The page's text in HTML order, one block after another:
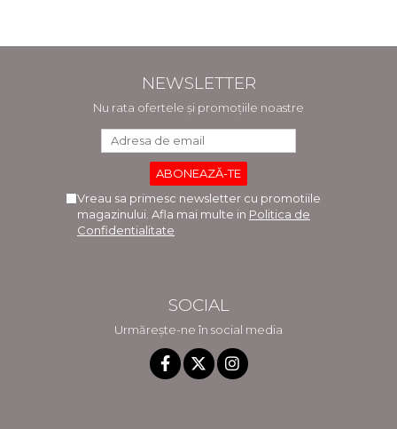
NEWSLETTER
Nu rata ofertele și promoțiile noastre
Vreau sa primesc newsletter cu promotiile
magazinului. Afla mai multe in Politica de
Confidentialitate
SOCIAL
Urmărește-ne în social media